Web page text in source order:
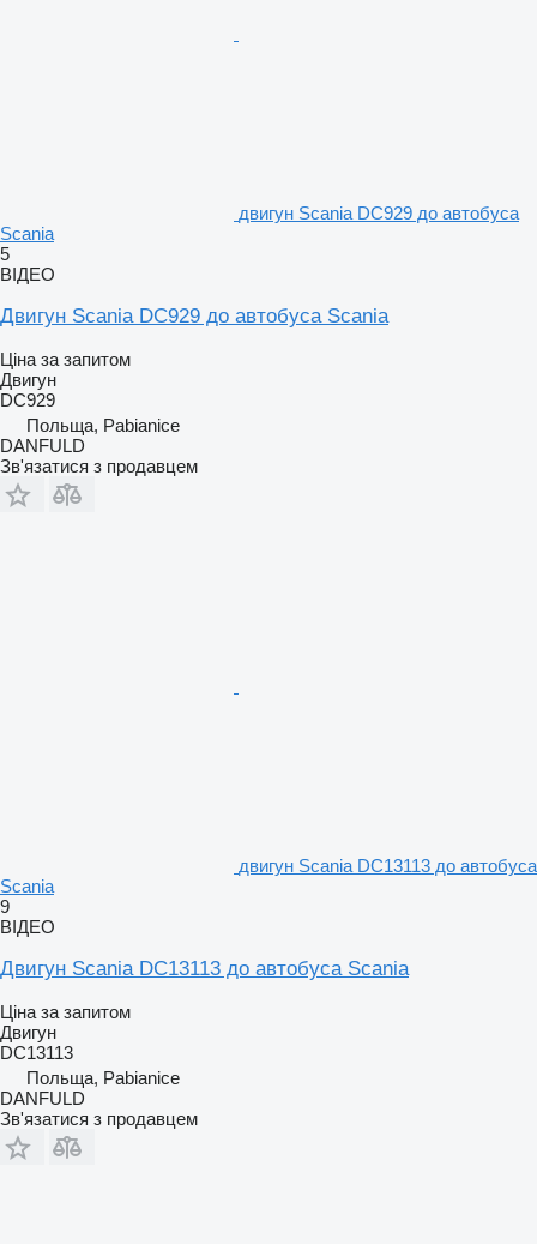
двигун Scania DC929 до автобуса
Scania
5
ВІДЕО
Двигун Scania DC929 до автобуса Scania
Ціна за запитом
Двигун
DC929
Польща, Pabianice
DANFULD
Зв'язатися з продавцем
двигун Scania DC13113 до автобуса
Scania
9
ВІДЕО
Двигун Scania DC13113 до автобуса Scania
Ціна за запитом
Двигун
DC13113
Польща, Pabianice
DANFULD
Зв'язатися з продавцем